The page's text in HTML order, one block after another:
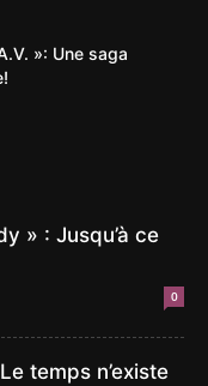
»: Une saga
» : Jusqu’à ce
0
temps n’existe